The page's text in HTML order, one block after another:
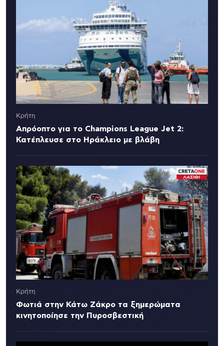
Κρήτη
Απρόοπτο για το Champions League Jet 2:
Κατέπλευσε στο Ηράκλειο με βλάβη
Κρήτη
Φωτιά στην Κάτω Ζάκρο τα ξημερώματα
κινητοποίησε την Πυροσβεστική